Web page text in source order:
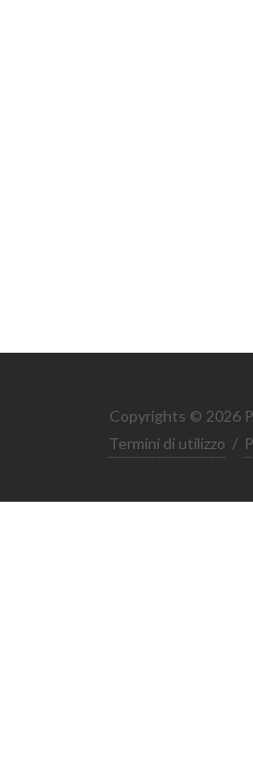
Copyrights © 2026
Termini di utilizzo /